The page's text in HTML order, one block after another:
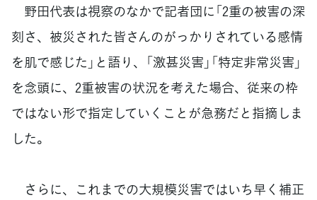
野田代表は視察のなかで記者団に「2重の被害の深
刻さ、被災された皆さんのがっかりされている感情
を肌で感じた」と語り、「激甚災害」「特定非常災害」
を念頭に、2重被害の状況を考えた場合、従来の枠
ではない形で指定していくことが急務だと指摘しま
した。
さらに、これまでの大規模災害ではいち早く補正